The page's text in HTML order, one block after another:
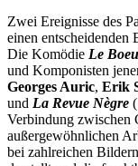
Zwei Ereignisse des
einen entscheidenden
Die Komödie Le
und Komponisten
Georges Auric, Erik
und La Revue Nègre
Verbindung zwischen
außergewöhnlichen
bei zahlreichen